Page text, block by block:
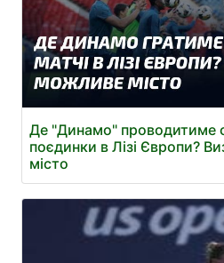
Де "Динамо" проводитиме
поєдинки в Лізі Європи?
місто